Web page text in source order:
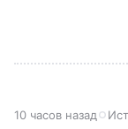
10 часов назад